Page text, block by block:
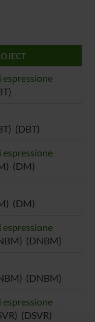
(DBT)
(DM)
(DM)
(DNBM)
(DNBM)
(DSVR)